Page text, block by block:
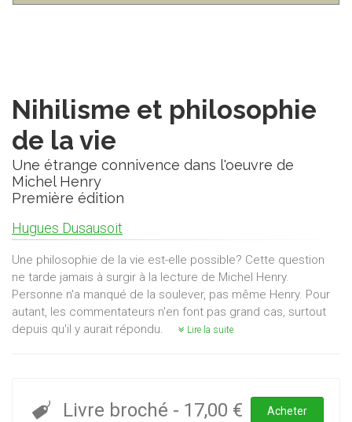
Nihilisme et philosophie
de la vie
Une étrange connivence dans l'oeuvre de
Michel Henry
Première édition
Hugues Dusausoit
Une philosophie de la vie est-elle possible? Cette question
ne tarde jamais à surgir à la lecture de Michel Henry.
Personne n'a manqué de la soulever, pas même Henry. Pour
autant, les commentateurs n'en font pas grand cas, surtout
depuis qu'il y aurait répondu.
Lire la suite
Livre broché - 17,00 € Acheter